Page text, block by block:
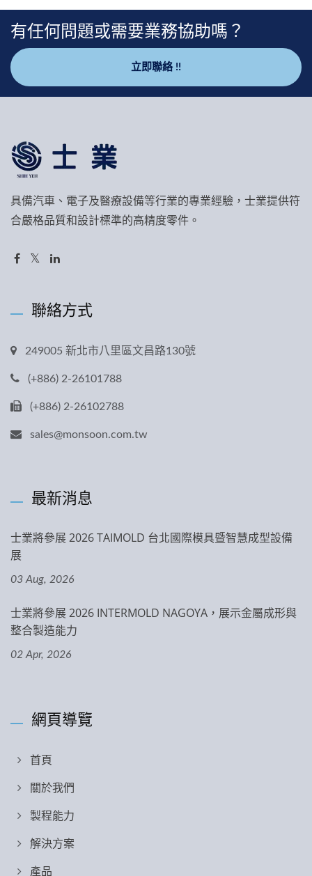
有任何問題或需要業務協助嗎？
立即聯絡 !!
具備汽車、電子及醫療設備等行業的專業經驗，士業提供符
合嚴格品質和設計標準的高精度零件。
聯絡方式
249005 新北市八里區文昌路130號
(+886) 2-26101788
(+886) 2-26102788
sales@monsoon.com.tw
最新消息
士業將參展 2026 TAIMOLD 台北國際模具暨智慧成型設備
展
03 Aug, 2026
士業將參展 2026 INTERMOLD NAGOYA，展示金屬成形與
整合製造能力
02 Apr, 2026
網頁導覽
首頁
關於我們
製程能力
解決方案
產品